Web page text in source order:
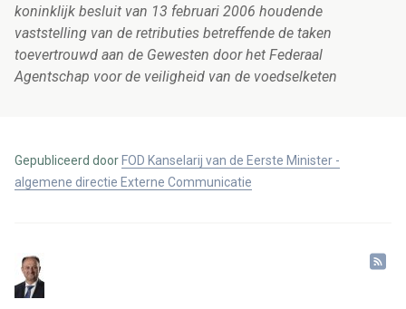
koninklijk besluit van 13 februari 2006 houdende
vaststelling van de retributies betreffende de taken
toevertrouwd aan de Gewesten door het Federaal
Agentschap voor de veiligheid van de voedselketen
Gepubliceerd door FOD Kanselarij van de Eerste Minister -
algemene directie Externe Communicatie